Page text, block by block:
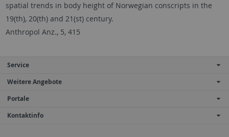
spatial trends in body height of Norwegian conscripts in the
19(th), 20(th) and 21(st) century.
Anthropol Anz., 5, 415
Service
Weitere Angebote
Portale
Kontaktinfo